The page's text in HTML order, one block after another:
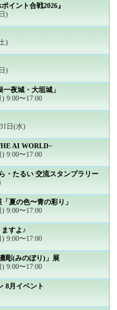
イント合戦2026』
)
)
)
夜城・大垣城」
9:00〜17:00
日(水)
AI WORLD−
9:00〜17:00
・たるい 交流スタンプラリー
夏の色〜青の彩り」
9:00〜17:00
すよ♪
9:00〜17:00
彫(みのぼり)」展
9:00〜17:00
8月イベント